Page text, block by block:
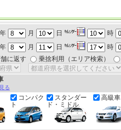
年 月 日 時
年 月 日 時
に返す 乗捨利用（エリア検索）
る
コンパク
ト
スタンダー
ド・ミドル
高級車